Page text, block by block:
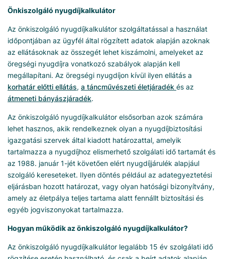
Önkiszolgáló nyugdíjkalkulátor
Az önkiszolgáló nyugdíjkalkulátor szolgáltatással a használat
időpontjában az ügyfél által rögzített adatok alapján azoknak
az ellátásoknak az összegét lehet kiszámolni, amelyeket az
öregségi nyugdíjra vonatkozó szabályok alapján kell
megállapítani. Az öregségi nyugdíjon kívül ilyen ellátás a
korhatár előtti ellátás, a táncművészeti életjáradék és az
átmeneti bányászjáradék.
Az önkiszolgáló nyugdíjkalkulátor elsősorban azok számára
lehet hasznos, akik rendelkeznek olyan a nyugdíjbiztosítási
igazgatási szervek által kiadott határozattal, amelyik
tartalmazza a nyugdíjhoz elismerhető szolgálati idő tartamát és
az 1988. január 1-jét követően elért nyugdíjjárulék alapjául
szolgáló kereseteket. Ilyen döntés például az adategyeztetési
eljárásban hozott határozat, vagy olyan hatósági bizonyítvány,
amely az életpálya teljes tartama alatt fennállt biztosítási és
egyéb jogviszonyokat tartalmazza.
Hogyan működik az önkiszolgáló nyugdíjkalkulátor?
Az önkiszolgáló nyugdíjkalkulátor legalább 15 év szolgálati idő